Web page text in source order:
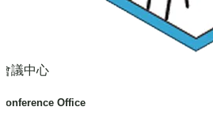
議中心
Office